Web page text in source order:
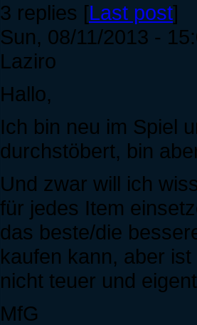
3 replies [Last post]
Sun, 08/11/2013 -
Laziro
Hallo,
Ich bin neu im Spiel
durchstöbert, bin
Und zwar will ich
für jedes Item
das beste/die
kaufen kann, aber
nicht teuer und
MfG